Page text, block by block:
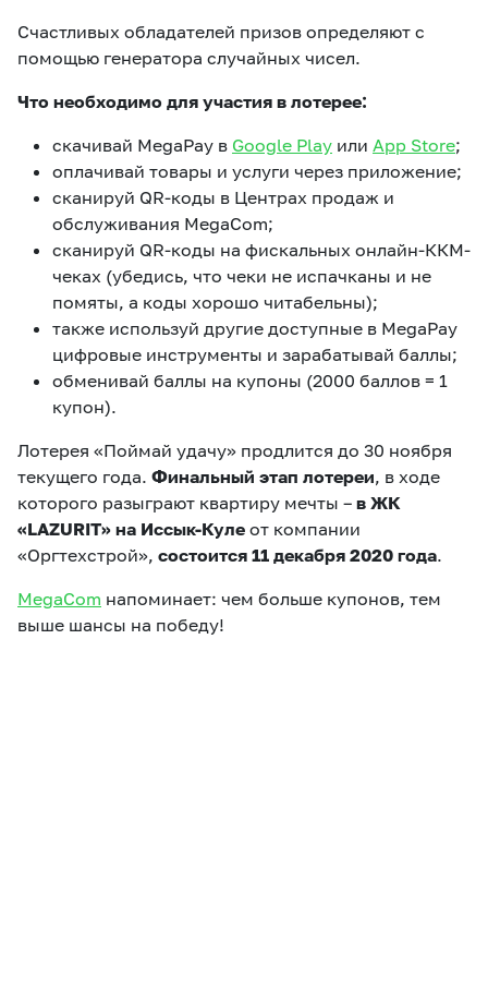
Счастливых обладателей призов определяют с
помощью генератора случайных чисел.
Что необходимо для участия в лотерее:
скачивай MegaPay в Google Play или App Store;
оплачивай товары и услуги через приложение;
сканируй QR-коды в Центрах продаж и
обслуживания MegaCom;
сканируй QR-коды на фискальных онлайн-ККМ-
чеках (убедись, что чеки не испачканы и не
помяты, а коды хорошо читабельны);
также используй другие доступные в MegaPay
цифровые инструменты и зарабатывай баллы;
обменивай баллы на купоны (2000 баллов = 1
купон).
Лотерея «Поймай удачу» продлится до 30 ноября
текущего года. Финальный этап лотереи, в ходе
которого разыграют квартиру мечты – в ЖК
«LAZURIT» на Иссык-Куле от компании
«Оргтехстрой», состоится 11 декабря 2020 года.
MegaCom напоминает: чем больше купонов, тем
выше шансы на победу!